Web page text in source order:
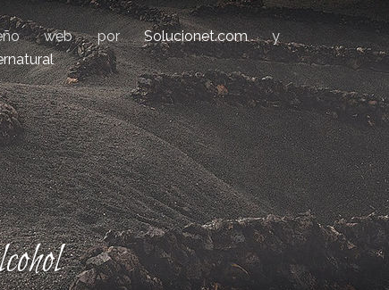
web porSolucionet.comy